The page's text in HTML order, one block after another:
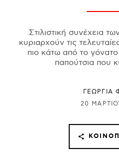
Στιλιστική συνέχεια
κυριαρχούν τις
πιο κάτω από το
παπούτσια που
ΓΕΩΡΓΙΑ
20